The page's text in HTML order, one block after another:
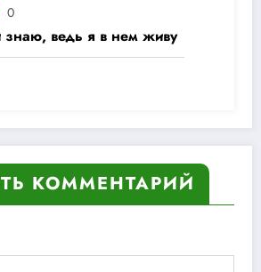
0
знаю, ведь я в нем живу
КОММЕНТАРИЙ